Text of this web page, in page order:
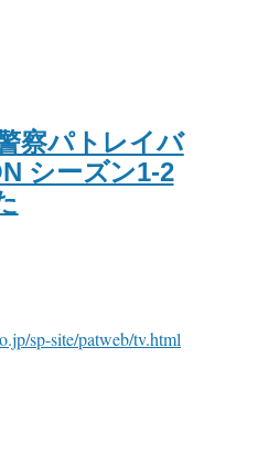
察パトレイバ
シーズン1-2
sp-site/patweb/tv.html